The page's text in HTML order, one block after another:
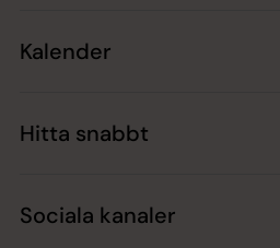
Kalender
Hitta snabbt
Sociala kanaler